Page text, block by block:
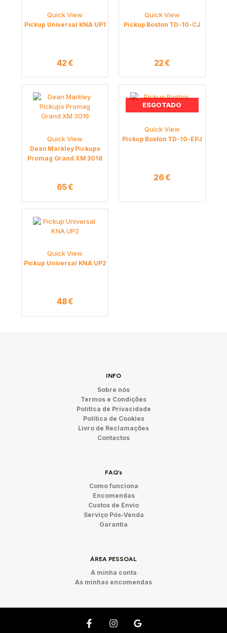
Quick View
Pickup Universal KNA UP1
42€
Quick View
Pickup Boston TD-10-CJ
22€
Quick View
Dean Markley Pickups
Promag Grand XM 3016
65€
ESGOTADO
Quick View
Pickup Boston TD-10-EPJ
26€
Quick View
Pickup Universal KNA UP2
48€
INFO
Sobre nós
Termos e Condições
Política de Privacidade
Política de Cookies
Livro de Reclamações
Contactos
FAQ’s
Como funciona
Encomendas
Custos de Envio
Serviço Pós-Venda
Garantia
ÁREA PESSOAL
A minha conta
As minhas encomendas